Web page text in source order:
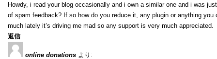
Howdy, i read your blog occasionally and i own a similar one and i was
of spam feedback? If so how do you reduce it, any plugin or anything you
much lately it’s driving me mad so any support is very much appreciated.
返信
online donations より: